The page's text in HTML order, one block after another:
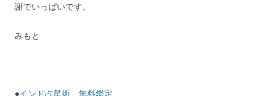
謝でいっぱいです。
みもと
●インド占星術 無料鑑定